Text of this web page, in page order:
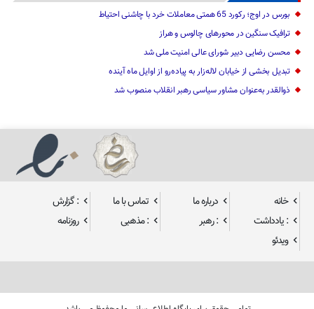
بورس در اوج؛ رکورد 65 همتی معاملات خرد با چاشنی احتیاط
ترافیک سنگین در محورهای چالوس و هراز
محسن رضایی دبیر شورای عالی امنیت ملی شد
تبدیل بخشی از خیابان لاله‌زار به پیاده‌رو از اوایل ماه آینده
ذوالقدر به‌عنوان مشاور سیاسی رهبر انقلاب منصوب شد
خانه درباره ما تماس با ما
: گزارش
: یادداشت
: رهبر : مذهبی
روزنامه
ویدئو